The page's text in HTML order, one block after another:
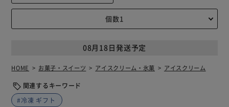
08月18日発送予定
HOME お菓子・スイーツ アイスクリーム・氷菓 アイスクリーム
関連するキーワード
#冷凍 ギフト